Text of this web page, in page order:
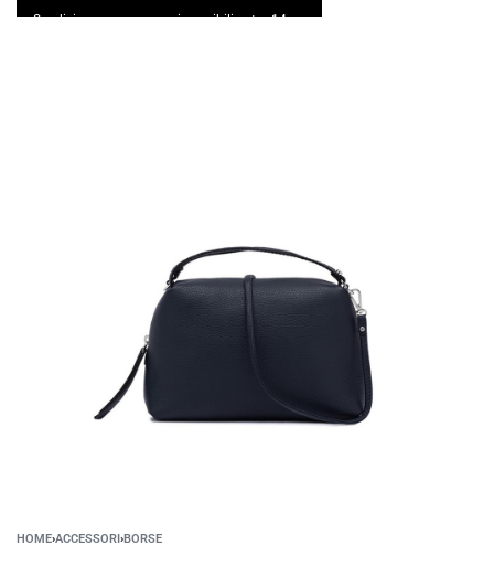
Spedizione express e resi possibili entro 14 gg
HOME›ACCESSORI›BORSE